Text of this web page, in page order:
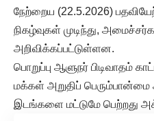
நேற்றைய (22.5.2026)
நிகழ்வுகள் முடிந்து,
அறிவிக்கப்பட்டுள்ளன.
பொறுப்பு ஆளுநர் பிடிவாதம்
மக்கள் அறுதிப் பெரும்பான்மை
இடங்களை மட்டுமே பெற்றது